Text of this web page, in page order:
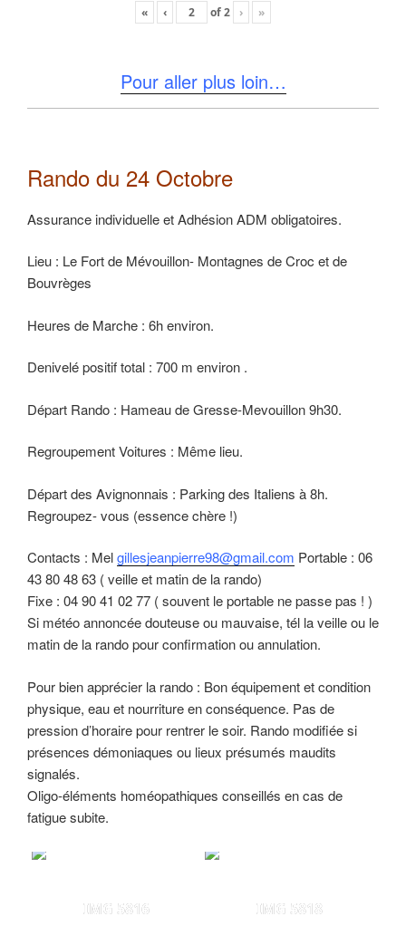
« ‹ of2 › »
Pour aller plus loin…
Rando du 24 Octobre
Assurance individuelle et Adhésion ADM obligatoires.
Lieu : Le Fort de Mévouillon- Montagnes de Croc et de
Bouvrèges
Heures de Marche : 6h environ.
Denivelé positif total : 700 m environ .
Départ Rando : Hameau de Gresse-Mevouillon 9h30.
Regroupement Voitures : Même lieu.
Départ des Avignonnais : Parking des Italiens à 8h.
Regroupez- vous (essence chère !)
Contacts : Melgillesjeanpierre98@gmail.com Portable : 06
43 80 48 63 ( veille et matin de la rando)
Fixe : 04 90 41 02 77 ( souvent le portable ne passe pas ! )
Si météo annoncée douteuse ou mauvaise, tél la veille ou le
matin de la rando pour confirmation ou annulation.
Pour bien apprécier la rando : Bon équipement et condition
physique, eau et nourriture en conséquence. Pas de
pression d’horaire pour rentrer le soir. Rando modifiée si
présences démoniaques ou lieux présumés maudits
signalés.
Oligo-éléments homéopathiques conseillés en cas de
fatigue subite.
IMG 5816 IMG 5818